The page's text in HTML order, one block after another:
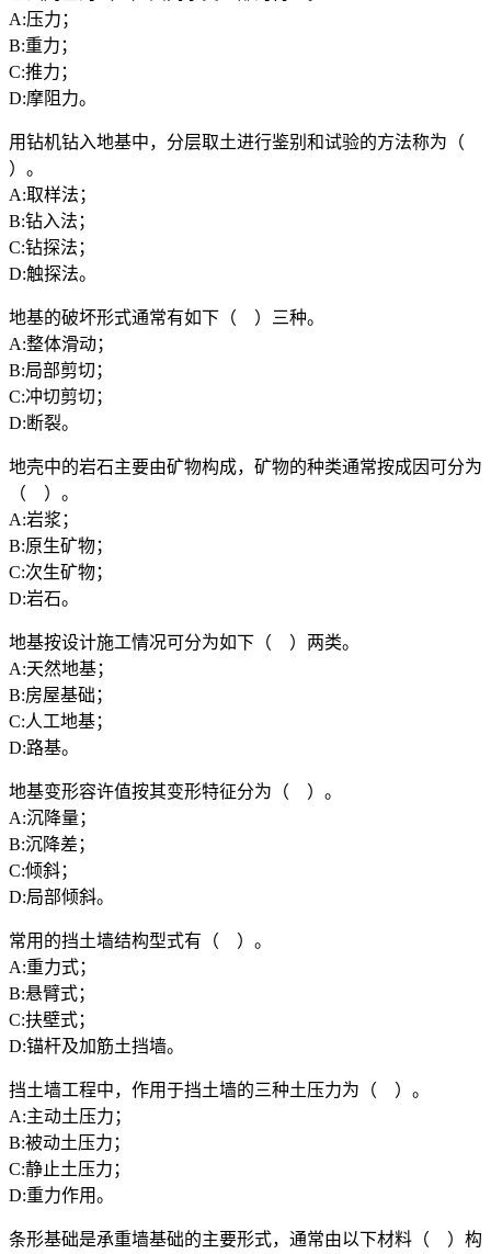
A:压力；
B:重力；
C:推力；
D:摩阻力。
用钻机钻入地基中，分层取土进行鉴别和试验的方法称为（
）。
A:取样法；
B:钻入法；
C:钻探法；
D:触探法。
地基的破坏形式通常有如下（ ）三种。
A:整体滑动；
B:局部剪切；
C:冲切剪切；
D:断裂。
地壳中的岩石主要由矿物构成，矿物的种类通常按成因可分为
（ ）。
A:岩浆；
B:原生矿物；
C:次生矿物；
D:岩石。
地基按设计施工情况可分为如下（ ）两类。
A:天然地基；
B:房屋基础；
C:人工地基；
D:路基。
地基变形容许值按其变形特征分为（ ）。
A:沉降量；
B:沉降差；
C:倾斜；
D:局部倾斜。
常用的挡土墙结构型式有（ ）。
A:重力式；
B:悬臂式；
C:扶壁式；
D:锚杆及加筋土挡墙。
挡土墙工程中，作用于挡土墙的三种土压力为（ ）。
A:主动土压力；
B:被动土压力；
C:静止土压力；
D:重力作用。
条形基础是承重墙基础的主要形式，通常由以下材料（ ）构